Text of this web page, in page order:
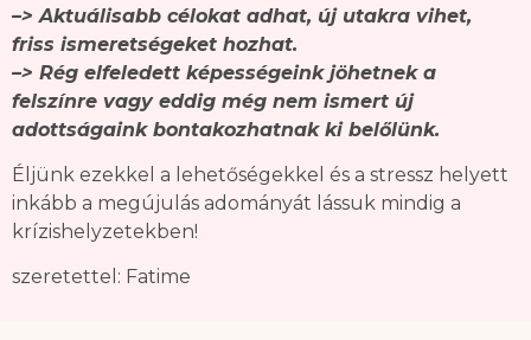
–> Aktuálisabb célokat adhat, új utakra vihet,
friss ismeretségeket hozhat.
–> Rég elfeledett képességeink jöhetnek a
felszínre vagy eddig még nem ismert új
adottságaink bontakozhatnak ki belőlünk.
Éljünk ezekkel a lehetőségekkel és a stressz helyett
inkább a megújulás adományát lássuk mindig a
krízishelyzetekben!
szeretettel: Fatime